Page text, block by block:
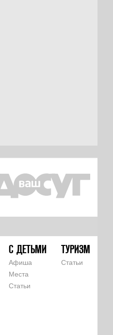
С ДЕТЬМИ
Афиша
Места
Статьи
ТУРИЗМ
Статьи